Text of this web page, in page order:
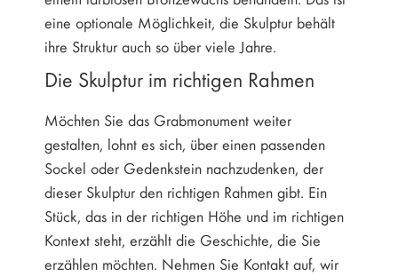
eine optionale Möglichkeit, die Skulptur behält
ihre Struktur auch so über viele Jahre.
Die Skulptur im richtigen Rahmen
Möchten Sie das Grabmonument weiter
gestalten, lohnt es sich, über einen passenden
Sockel oder Gedenkstein nachzudenken, der
dieser Skulptur den richtigen Rahmen gibt. Ein
Stück, das in der richtigen Höhe und im richtigen
Kontext steht, erzählt die Geschichte, die Sie
erzählen möchten. Nehmen Sie Kontakt auf, wir